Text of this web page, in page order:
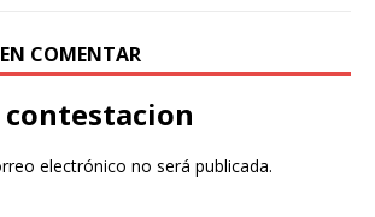
COMENTAR
electrónico no será publicada.